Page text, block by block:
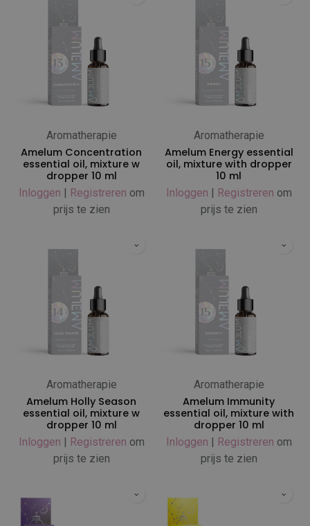
Aromatherapie
Amelum Concentration
essential oil, mixture w
dropper 10 ml
Inloggen | Registreren om
prijs te zien
Aromatherapie
Amelum Energy essential
oil, mixture with dropper
10 ml
Inloggen | Registreren om
prijs te zien
Aromatherapie
Amelum Holly Season
essential oil, mixture w
dropper 10 ml
Inloggen | Registreren om
prijs te zien
Aromatherapie
Amelum Immunity
essential oil, mixture with
dropper 10 ml
Inloggen | Registreren om
prijs te zien